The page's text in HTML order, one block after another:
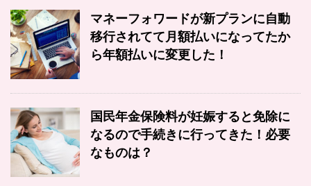
マネーフォワードが新プランに自動
移行されてて月額払いになってたか
ら年額払いに変更した！
国民年金保険料が妊娠すると免除に
なるので手続きに行ってきた！必要
なものは？